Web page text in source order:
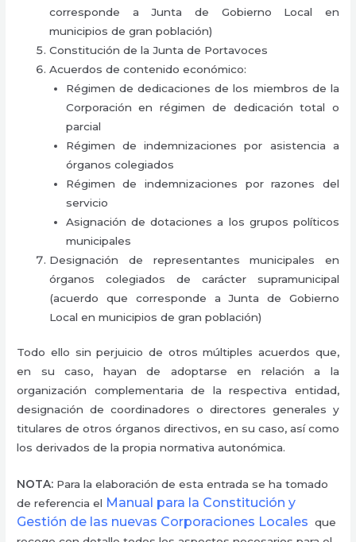
corresponde a Junta de Gobierno Local en
municipios de gran población)
Constitución de la Junta de Portavoces
Acuerdos de contenido económico:
Régimen de dedicaciones de los miembros de la
Corporación en régimen de dedicación total o
parcial
Régimen de indemnizaciones por asistencia a
órganos colegiados
Régimen de indemnizaciones por razones del
servicio
Asignación de dotaciones a los grupos políticos
municipales
Designación de representantes municipales en
órganos colegiados de carácter supramunicipal
(acuerdo que corresponde a Junta de Gobierno
Local en municipios de gran población)
Todo ello sin perjuicio de otros múltiples acuerdos que,
en su caso, hayan de adoptarse en relación a la
organización complementaria de la respectiva entidad,
designación de coordinadores o directores generales y
titulares de otros órganos directivos, en su caso, así como
los derivados de la propia normativa autonómica.
NOTA: Para la elaboración de esta entrada se ha tomado
de referencia el Manual para la Constitución y
Gestión de las nuevas Corporaciones Localesque